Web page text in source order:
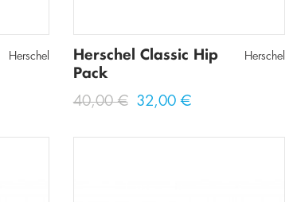
Herschel
Herschel Classic Hip
Pack
Herschel
40,00 € 32,00 €